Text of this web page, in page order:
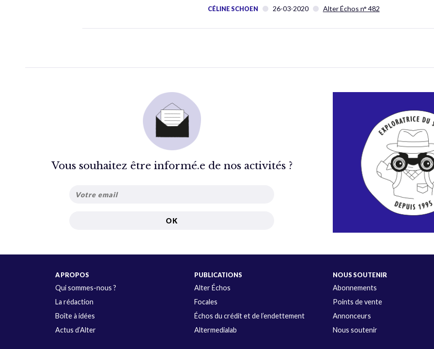
CÉLINE SCHOEN 26-03-2020 Alter Échos n° 482
Vous souhaitez être informé.e de nos activités ?
A PROPOS
Qui sommes-nous ?
La rédaction
Boîte à idées
Actus d’Alter
PUBLICATIONS
Alter Échos
Focales
Échos du crédit et de l’endettement
Altermedialab
NOUS SOUTENIR
Abonnements
Points de vente
Annonceurs
Nous soutenir